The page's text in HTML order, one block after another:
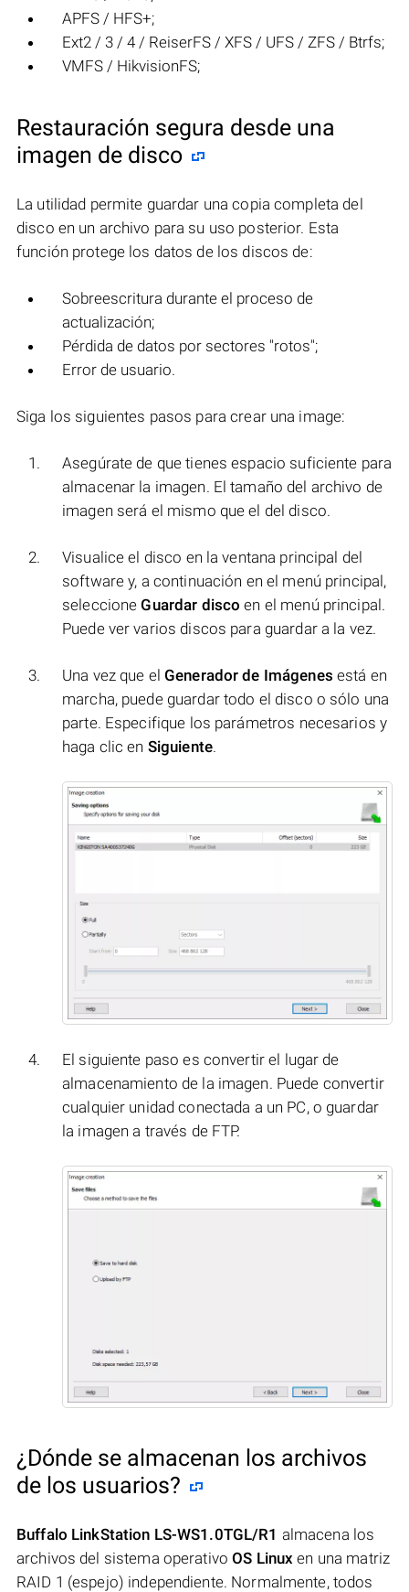
APFS / HFS+;
Ext2 / 3 / 4 / ReiserFS / XFS / UFS / ZFS / Btrfs;
VMFS / HikvisionFS;
Restauración segura desde una
imagen de disco
La utilidad permite guardar una copia completa del
disco en un archivo para su uso posterior. Esta
función protege los datos de los discos de:
Sobreescritura durante el proceso de
actualización;
Pérdida de datos por sectores "rotos";
Error de usuario.
Siga los siguientes pasos para crear una image:
Asegúrate de que tienes espacio suficiente para
almacenar la imagen. El tamaño del archivo de
imagen será el mismo que el del disco.
Visualice el disco en la ventana principal del
software y, a continuación en el menú principal,
seleccioneGuardar disco en el menú principal.
Puede ver varios discos para guardar a la vez.
Una vez que el Generador de Imágenes está en
marcha, puede guardar todo el disco o sólo una
parte. Especifique los parámetros necesarios y
haga clic en Siguiente.
El siguiente paso es convertir el lugar de
almacenamiento de la imagen. Puede convertir
cualquier unidad conectada a un PC, o guardar
la imagen a través de FTP.
¿Dónde se almacenan los archivos
de los usuarios?
Buffalo LinkStation LS-WS1.0TGL/R1 almacena los
archivos del sistema operativoOS Linux en una matriz
RAID 1 (espejo) independiente. Normalmente, todos